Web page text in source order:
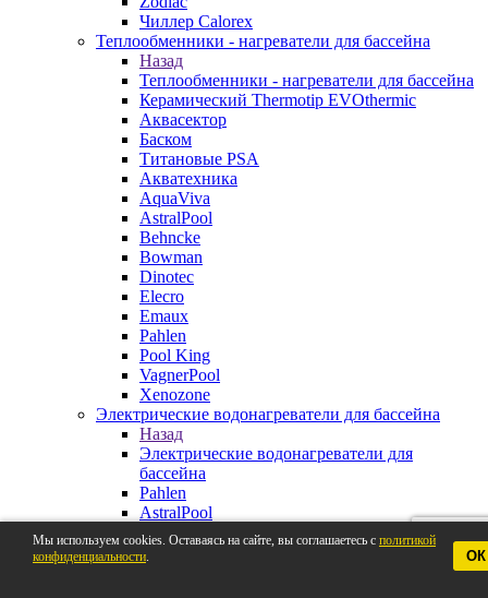
Чиллер Calorex
Теплообменники - нагреватели для бассейна
Назад
Теплообменники - нагреватели для бассейна
Керамический Thermotip EVOthermic
Аквасектор
Баском
Титановые PSA
Акватехника
AquaViva
AstralPool
Behncke
Bowman
Dinotec
Elecro
Emaux
Pahlen
Pool King
VagnerPool
Xenozone
Электрические водонагреватели для бассейна
Назад
Электрические водонагреватели для
бассейна
Pahlen
AstralPool
Aquaviva
Behncke
Мы используем cookies. Оставаясь на сайте, вы соглашаетесь с политикой
конфиденциальности. ОК